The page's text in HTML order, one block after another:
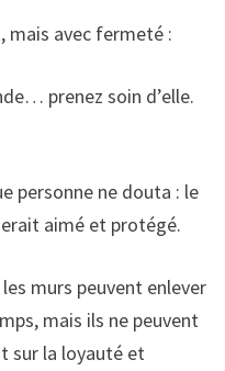
mais avec fermeté :
prenez soin d’elle.
personne ne douta : le
aimé et protégé.
murs peuvent enlever
mais ils ne peuvent
sur la loyauté et